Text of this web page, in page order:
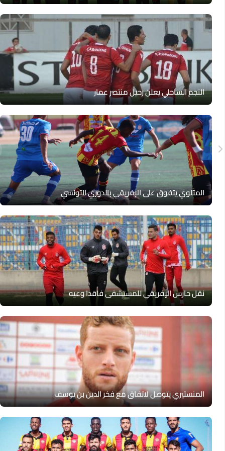
النجم الساحلي يعلن رحيل منتصر عمار‎
المتلوي يتفوق على الإفريقي بالدوري التونسي
نقل حارس الإفريقي للمستشفى فاقدا وعيه
المنستيري يتوصل لاتفاق مع فخر الدين بن يوسف‎